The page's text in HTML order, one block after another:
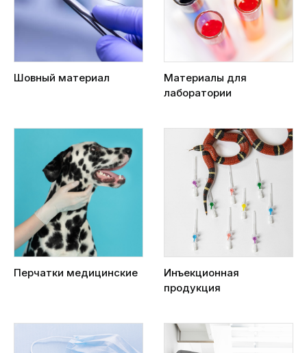
Шовный материал
Материалы для
лаборатории
Перчатки медицинские
Инъекционная
продукция